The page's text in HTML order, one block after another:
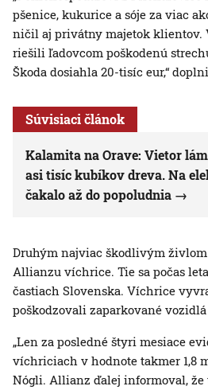
pšenice, kukurice a sóje za viac
ničil aj privátny majetok klientov.
riešili ľadovcom poškodenú
Škoda dosiahla 20-tisíc eur,“
Súvisiaci článok
Kalamita na Orave: Vietor
asi tisíc kubíkov dreva. Na
čakalo až do popoludnia
Druhým najviac škodlivým
Allianzu víchrice. Tie sa počas
častiach Slovenska. Víchrice
poškodzovali zaparkované
„Len za posledné štyri mesiace
víchriciach v hodnote takmer 1,8
Nógli. Allianz ďalej informoval,